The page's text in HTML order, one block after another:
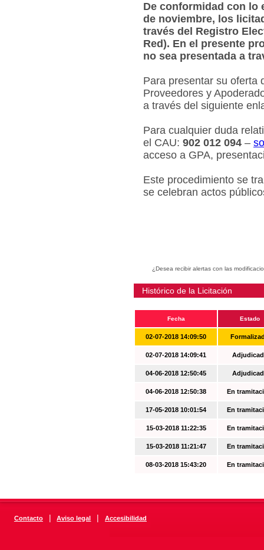
De conformidad con lo
de noviembre, los
través del Registro
Red). En el presente
no sea presentada a
Para presentar su oferta
Proveedores y
a través del siguiente
Para cualquier duda
el CAU: 902 012 094 –
acceso a GPA,
Este procedimiento se
se celebran actos
¿Desea recibir alertas con las
Histórico de la Licitación
Fecha Estado
02-07-2018 14:09:50
02-07-2018 14:09:41
04-06-2018 12:50:45
04-06-2018 12:50:38 En
17-05-2018 10:01:54 En
15-03-2018 11:22:35 En
15-03-2018 11:21:47 En
08-03-2018 15:43:20 En
Contacto | Aviso legal | Accesibilidad